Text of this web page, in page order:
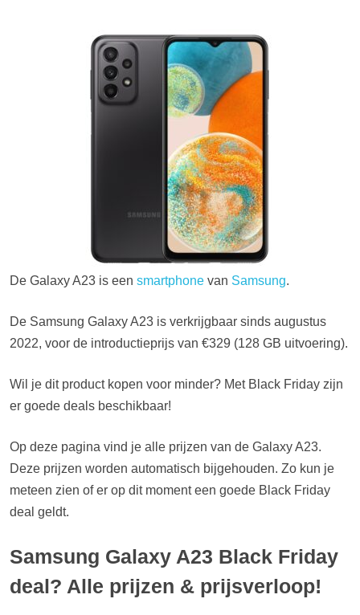
De Galaxy A23 is een smartphone van Samsung.
De Samsung Galaxy A23 is verkrijgbaar sinds augustus
2022, voor de introductieprijs van €329 (128 GB uitvoering).
Wil je dit product kopen voor minder? Met Black Friday zijn
er goede deals beschikbaar!
Op deze pagina vind je alle prijzen van de Galaxy A23.
Deze prijzen worden automatisch bijgehouden. Zo kun je
meteen zien of er op dit moment een goede Black Friday
deal geldt.
Samsung Galaxy A23 Black Friday
deal? Alle prijzen & prijsverloop!